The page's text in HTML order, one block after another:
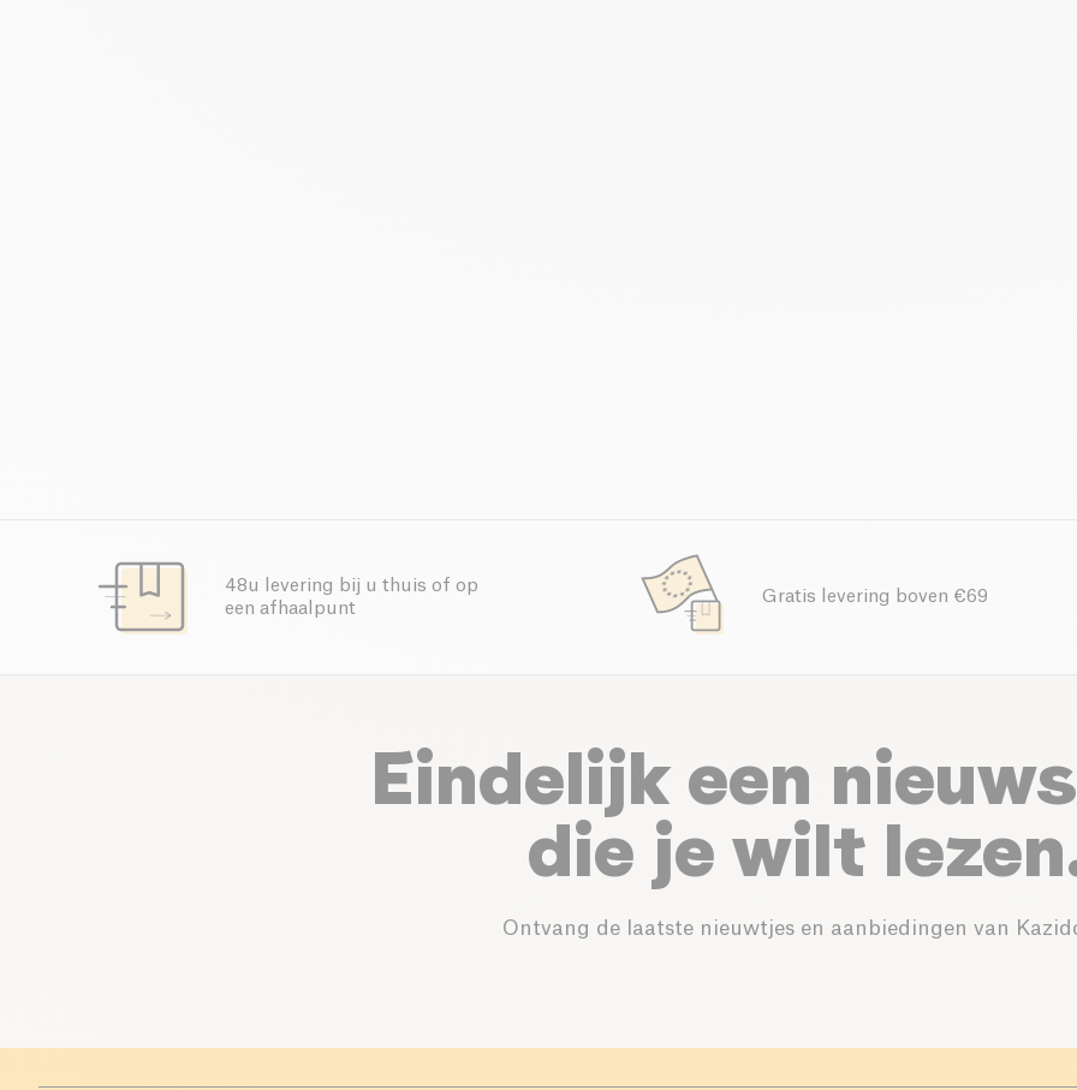
48u levering bij u thuis of op
een afhaalpunt
Gratis levering boven €69
Eindelijk een
die je wilt
Ontvang de laatste nieuwtjes en aanbiedingen van